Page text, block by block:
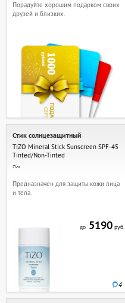
Порадуйте хорошим подарком своих
друзей и близких.
Стик солнцезащитный
TIZO Mineral Stick Sunscreen SPF-45
Tinted/Non-Tinted
Tizo
Предназначен для защиты кожи лица
и тела.
до5190руб.
4